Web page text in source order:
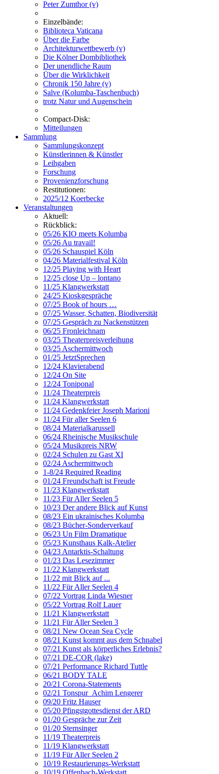
Peter Zumthor (v)
Einzelbände:
Biblioteca Vaticana
Über die Farbe
Architekturwettbewerb (v)
Die Kölner Dombibliothek
Der unendliche Raum
Über die Wirklichkeit
Chronik 150 Jahre (v)
Salve (Kolumba-Taschenbuch)
trotz Natur und Augenschein
Compact-Disk:
Mitteilungen
Sammlung
Sammlungskonzept
Künstlerinnen & Künstler
Leihgaben
Forschung
Provenienzforschung
Restitutionen:
2025/12 Koerbecke
Veranstaltungen
Aktuell:
Rückblick:
05/26 KIO meets Kolumba
05/26 Au travail!
05/26 Schauspiel Köln
04/26 Materialfestival Köln
12/25 Playing with Heart
12/25 close Up – lontano
11/25 Klangwerkstatt
24/25 Kioskgespräche
07/25 Book of hours …
07/25 Wasser, Schatten, Biodiversität
07/25 Gespräch zu Nackenstützen
06/25 Fronleichnam
03/25 Theaterpreisverleihung
03/25 Aschermittwoch
01/25 JetztSprechen
12/24 Klavierabend
12/24 On Site
12/24 Toniponal
11/24 Theaterpreis
11/24 Klangwerkstatt
11/24 Gedenkfeier Joseph Marioni
11/24 Für aller Seelen 6
08/24 Materialkarussell
06/24 Rheinische Musikschule
05/24 Musikpreis NRW
02/24 Schulen zu Gast XI
02/24 Aschermittwoch
1-8/24 Required Reading
01/24 Freundschaft ist Freude
11/23 Klangwerkstatt
11/23 Für Aller Seelen 5
10/23 Der andere Blick auf Kunst
08/23 Ein ukrainisches Kolumba
08/23 Bücher-Sonderverkauf
06/23 Un Film Dramatique
05/23 Kunsthaus Kalk-Atelier
04/23 Antarktis-Schaltung
01/23 Das Lesezimmer
11/22 Klangwerkstatt
11/22 mit Blick auf ...
11/22 Für Aller Seelen 4
07/22 Vortrag Linda Wiesner
05/22 Vortrag Rolf Lauer
11/21 Klangwerkstatt
11/21 Für Aller Seelen 3
08/21 New Ocean Sea Cycle
08/21 Kunst kommt aus dem Schnabel
07/21 Kunst als körperliches Erlebnis?
07/21 DE-COR (lake)
07/21 Performance Richard Tuttle
06/21 BODY TALE
20/21 Corona-Statements
02/21 Tonspur_Achim Lengerer
09/20 Fritz Hauser
05/20 Pfingstgottesdienst der ARD
01/20 Gespräche zur Zeit
01/20 Sternsinger
11/19 Theaterpreis
11/19 Klangwerkstatt
11/19 Für Aller Seelen 2
10/19 Restaurierungs-Werkstatt
10/19 Offenbach-Werkstatt